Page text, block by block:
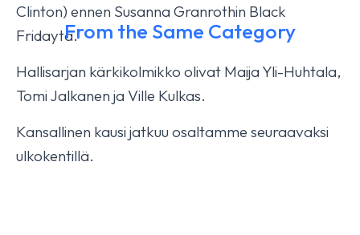
Clinton) ennen Susanna Granrothin Black
Fridayta.
Hallisarjan kärkikolmikko olivat Maija Yli-Huhtala,
Tomi Jalkanen ja Ville Kulkas.
Kansallinen kausi jatkuu osaltamme seuraavaksi
ulkokentillä.
From the Same Category
Isabella HX fourth today